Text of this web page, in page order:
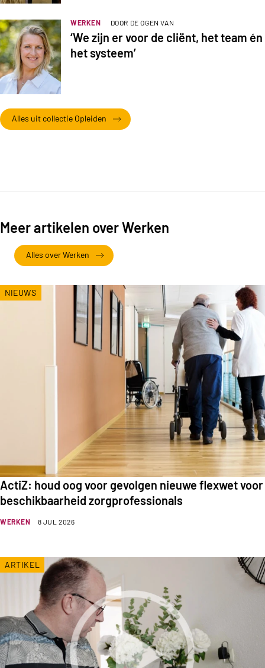
WERKEN DOOR DE OGEN VAN
‘We zijn er voor de cliënt, het team én
het systeem’
Alles uit collectie Opleiden
Meer artikelen over Werken
Alles over Werken
WERKEN 8 JUL 2026
ActiZ: houd oog voor gevolgen nieuwe flexwet voor
beschikbaarheid zorgprofessionals
NIEUWS
ARTIKEL